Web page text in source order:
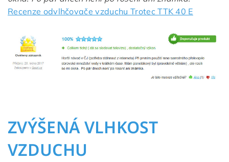
Recenze odvlhčovače vzduchu Trotec TTK 40 E
ZVÝŠENÁ VLHKOST
VZDUCHU